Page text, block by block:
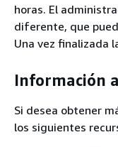
horas. El
diferente, que
Una vez finalizada
Información
Si desea obtener
los siguientes